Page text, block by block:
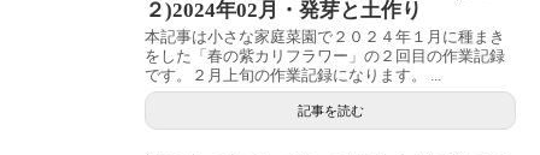
２)2024年02月・発芽と土作り
本記事は小さな家庭菜園で２０２４年１月に種まき
をした「春の紫カリフラワー」の２回目の作業記録
です。２月上旬の作業記録になります。 ...
記事を読む